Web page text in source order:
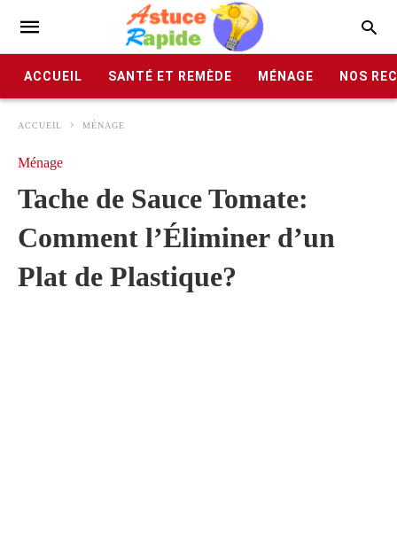
ACCUEIL SANTÉ ET REMÈDE MÉNAGE NOS
ACCUEIL MÉNAGE
Ménage
Tache de Sauce Tomate:
Comment l’Éliminer d’un
Plat de Plastique?